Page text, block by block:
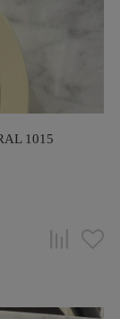
1015